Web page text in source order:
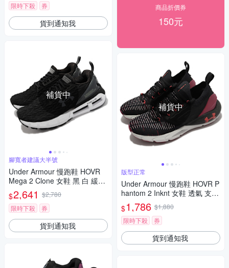
限時下殺
券
貨到通知我
補貨中
腳寬者建議大半號
Under Armour 慢跑鞋 HOVR
Mega 2 Clone 女鞋 黑 白 緩震
透氣 運動鞋 UA 3024480001
$2,641 $2,780
限時下殺
券
貨到通知我
商品折價券
150元
補貨中
版型正常
Under Armour 慢跑鞋 HOVR P
hantom 2 Inknt 女鞋 透氣 支撐
包覆 黑 紅 運動鞋 UA 3024155
006
$1,786 $1,880
限時下殺
券
貨到通知我